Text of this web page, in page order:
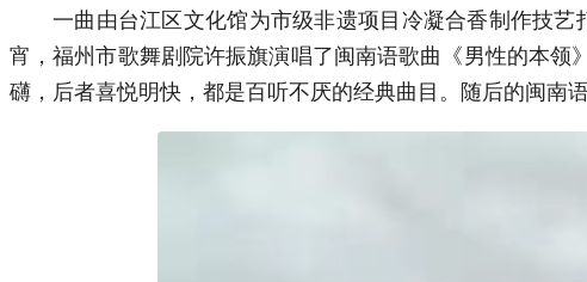
一曲由台江区文化馆为市级非遗项目冷凝合香制作技
宵，福州市歌舞剧院许振旗演唱了闽南语歌曲《男性的本
礴，后者喜悦明快，都是百听不厌的经典曲目。随后的闽南